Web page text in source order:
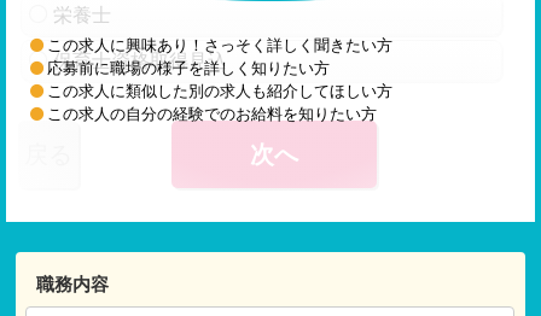
この求人に興味あり！さっそく詳しく聞きたい方
応募前に職場の様子を詳しく知りたい方
この求人に類似した別の求人も紹介してほしい方
この求人の自分の経験でのお給料を知りたい方
栄養士
保育士資格取得見込
次へ
職務内容